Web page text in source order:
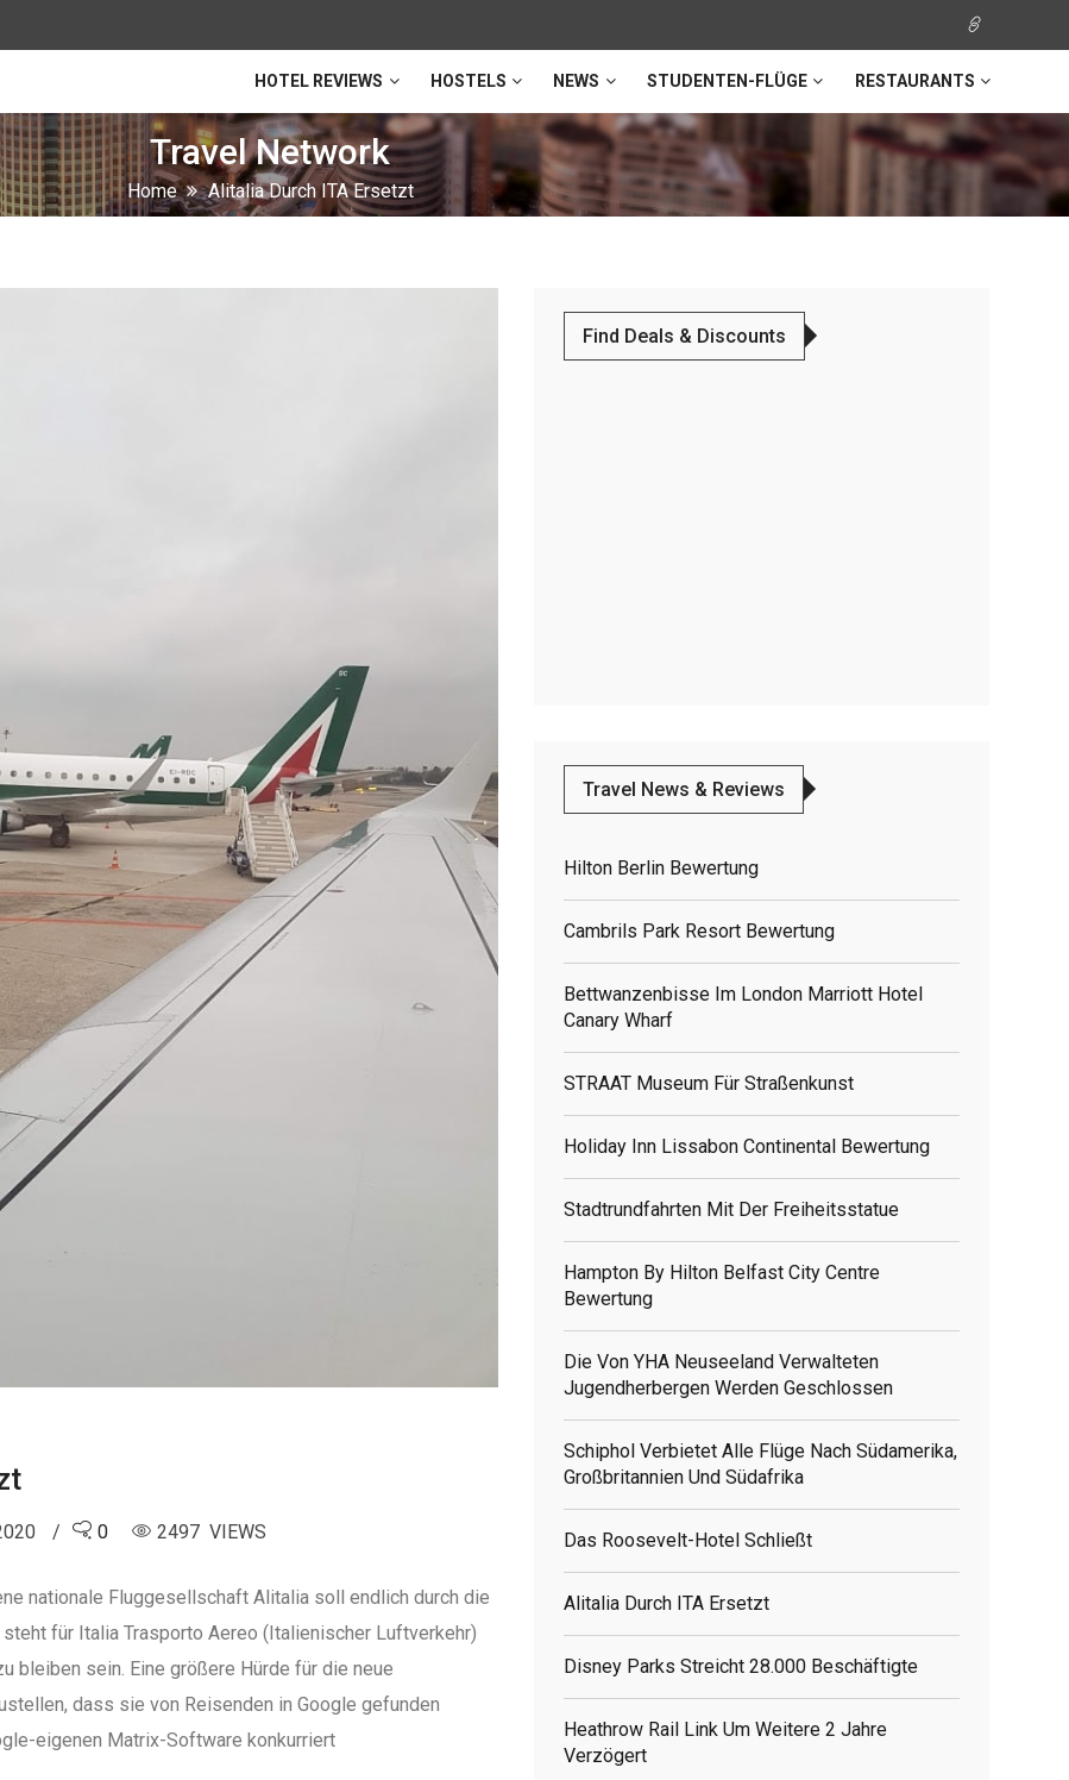
HOTEL REVIEWS HOSTELS NEWS STUDENTEN-FLÜGE RESTAURANTS
Travel Network
Home Alitalia Durch ITA Ersetzt
0 2497 VIEWS
nationale Fluggesellschaft Alitalia soll endlich durch die
für Italia Trasporto Aereo (Italienischer Luftverkehr)
bleiben sein. Eine größere Hürde für die neue
dass sie von Reisenden in Google gefunden
eigenen Matrix-Software konkurriert
Find Deals & Discounts
Travel News & Reviews
Hilton Berlin Bewertung
Cambrils Park Resort Bewertung
Bettwanzenbisse Im London Marriott Hotel
Canary Wharf
STRAAT Museum Für Straßenkunst
Holiday Inn Lissabon Continental Bewertung
Stadtrundfahrten Mit Der Freiheitsstatue
Hampton By Hilton Belfast City Centre
Bewertung
Die Von YHA Neuseeland Verwalteten
Jugendherbergen Werden Geschlossen
Schiphol Verbietet Alle Flüge Nach Südamerika,
Großbritannien Und Südafrika
Das Roosevelt-Hotel Schließt
Alitalia Durch ITA Ersetzt
Disney Parks Streicht 28.000 Beschäftigte
Heathrow Rail Link Um Weitere 2 Jahre
Verzögert